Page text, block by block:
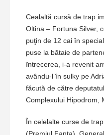
Cealaltă cursă de trap
Oltina – Fortuna Silver,
puţin de 12 cai în
puse la bătaie de
întrecerea, i-a revenit
avându-l în sulky pe
făcută de către
Complexului Hipodrom,
În celelalte curse de